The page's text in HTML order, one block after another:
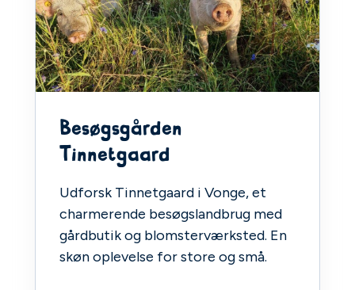
Besøgsgården
Tinnetgaard
Udforsk Tinnetgaard i Vonge, et
charmerende besøgslandbrug med
gårdbutik og blomsterværksted. En
skøn oplevelse for store og små.